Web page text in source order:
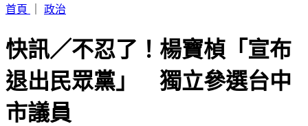
首頁
政治
快訊／不忍了！楊寶楨「宣布
退出民眾黨」 獨立參選台中
市議員